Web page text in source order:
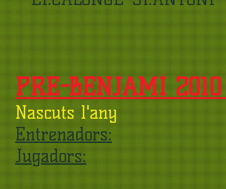
PRE-BENJAMÍ
Nascuts l'any
Entrenadors:
Jugadors: